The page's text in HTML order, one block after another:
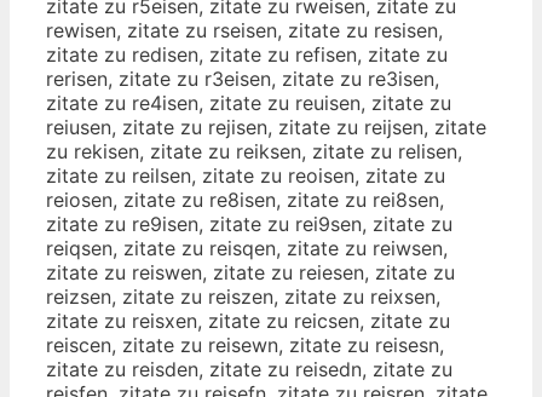
zitate zu r5eisen, zitate zu rweisen, zitate zu
rewisen, zitate zu rseisen, zitate zu resisen,
zitate zu redisen, zitate zu refisen, zitate zu
rerisen, zitate zu r3eisen, zitate zu re3isen,
zitate zu re4isen, zitate zu reuisen, zitate zu
reiusen, zitate zu rejisen, zitate zu reijsen, zitate
zu rekisen, zitate zu reiksen, zitate zu relisen,
zitate zu reilsen, zitate zu reoisen, zitate zu
reiosen, zitate zu re8isen, zitate zu rei8sen,
zitate zu re9isen, zitate zu rei9sen, zitate zu
reiqsen, zitate zu reisqen, zitate zu reiwsen,
zitate zu reiswen, zitate zu reiesen, zitate zu
reizsen, zitate zu reiszen, zitate zu reixsen,
zitate zu reisxen, zitate zu reicsen, zitate zu
reiscen, zitate zu reisewn, zitate zu reisesn,
zitate zu reisden, zitate zu reisedn, zitate zu